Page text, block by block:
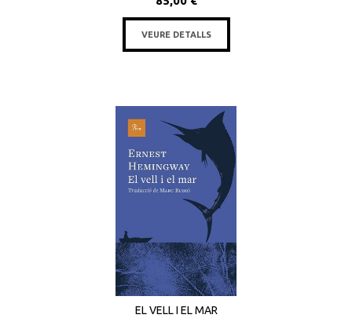
VEURE DETALLS
EL VELL I EL MAR